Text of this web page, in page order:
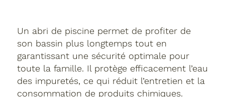
Un abri de piscine permet de profiter de
son bassin plus longtemps tout en
garantissant une sécurité optimale pour
toute la famille. Il protège efficacement l’eau
des impuretés, ce qui réduit l’entretien et la
consommation de produits chimiques.